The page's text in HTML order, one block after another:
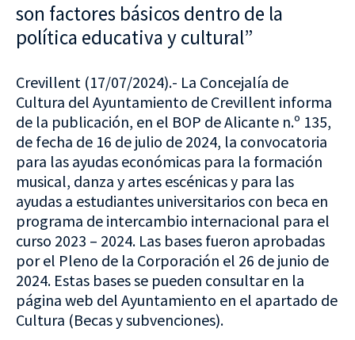
son factores básicos dentro de la
política educativa y cultural”
Crevillent (17/07/2024).- La Concejalía de
Cultura del Ayuntamiento de Crevillent informa
de la publicación, en el BOP de Alicante n.º 135,
de fecha de 16 de julio de 2024, la convocatoria
para las ayudas económicas para la formación
musical, danza y artes escénicas y para las
ayudas a estudiantes universitarios con beca en
programa de intercambio internacional para el
curso 2023 – 2024. Las bases fueron aprobadas
por el Pleno de la Corporación el 26 de junio de
2024. Estas bases se pueden consultar en la
página web del Ayuntamiento en el apartado de
Cultura (Becas y subvenciones).